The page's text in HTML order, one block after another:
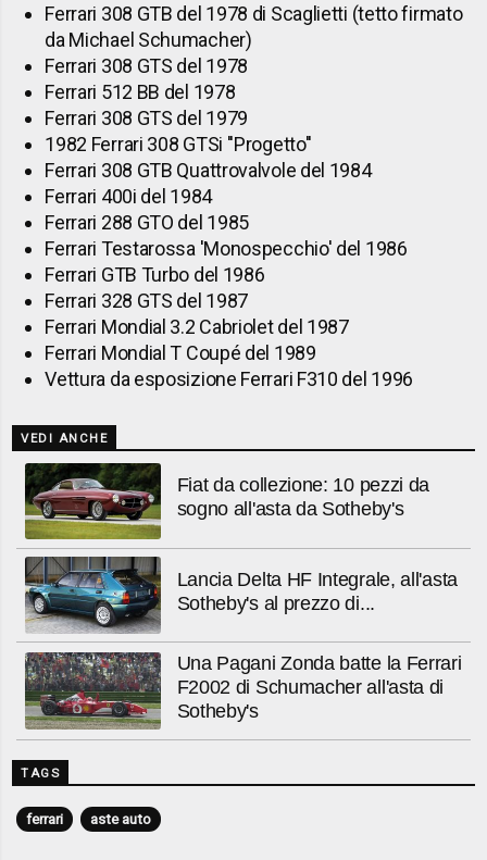
Ferrari 308 GTB del 1978 di Scaglietti (tetto firmato
da Michael Schumacher)
Ferrari 308 GTS del 1978
Ferrari 512 BB del 1978
Ferrari 308 GTS del 1979
1982 Ferrari 308 GTSi ''Progetto''
Ferrari 308 GTB Quattrovalvole del 1984
Ferrari 400i del 1984
Ferrari 288 GTO del 1985
Ferrari Testarossa 'Monospecchio' del 1986
Ferrari GTB Turbo del 1986
Ferrari 328 GTS del 1987
Ferrari Mondial 3.2 Cabriolet del 1987
Ferrari Mondial T Coupé del 1989
Vettura da esposizione Ferrari F310 del 1996
VEDI ANCHE
Fiat da collezione: 10 pezzi da
sogno all'asta da Sotheby's
Lancia Delta HF Integrale, all'asta
Sotheby's al prezzo di...
Una Pagani Zonda batte la Ferrari
F2002 di Schumacher all'asta di
Sotheby's
TAGS
ferrari aste auto